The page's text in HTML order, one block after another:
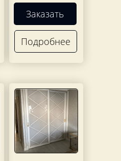
Заказать
Подробнее